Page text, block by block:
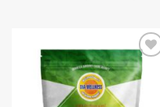
Kedvenceimhez